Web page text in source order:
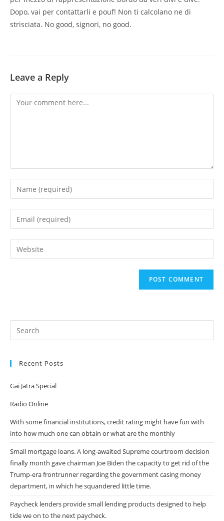
Dopo, vai per contattarli e pouf! Non ti calcolano ne di
strisciata. No good, signori, no good.
Leave a Reply
Comment
Enter
your
name
comment
Enter
your
email
address
Enter
your
Recent Posts
Gai Jatra Special
Radio Online
With some financial institutions, credit rating might have fun with
into how much one can obtain or what are the monthly
Small mortgage loans. A long-awaited Supreme courtroom decision
finally month gave chairman Joe Biden the capacity to get rid of the
Trump-era frontrunner regarding the government casing money
department, in which he squandered little time.
Paycheck lenders provide small lending products designed to help
tide we on to the next paycheck.